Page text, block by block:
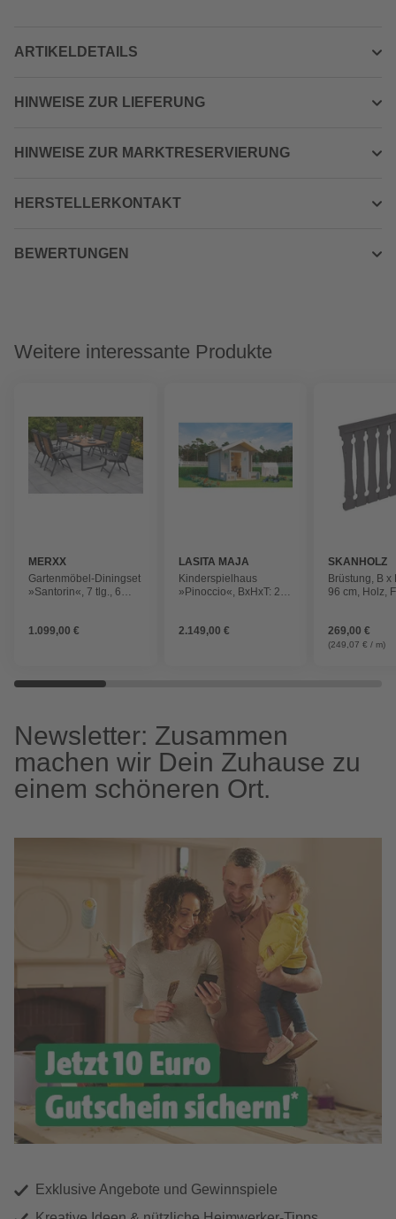
ARTIKELDETAILS
HINWEISE ZUR LIEFERUNG
HINWEISE ZUR MARKTRESERVIERUNG
HERSTELLERKONTAKT
BEWERTUNGEN
Weitere interessante Produkte
MERXX
Gartenmöbel-Diningset
»Santorin«, 7 tlg., 6
1.099,00 €
LASITA MAJA
Kinderspielhaus
»Pinoccio«, BxHxT: 219
2.149,00 €
SKANHOLZ
Brüstung, B x
96 cm, Holz,
269,00 €
(249,07 € / m)
Newsletter: Zusammen
machen wir Dein Zuhause zu
einem schöneren Ort.
Exklusive Angebote und Gewinnspiele